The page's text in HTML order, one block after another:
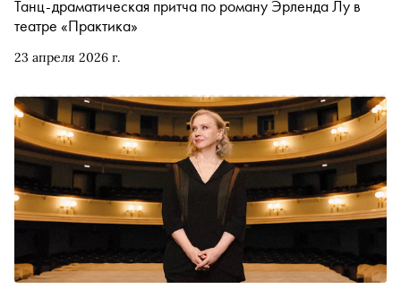
23 апреля 2026 г.
Танц-драматическая притча по роману Эрленда Лу в
театре «Практика»